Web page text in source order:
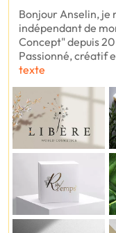
Bonjour Anselin, je
indépendant de
Concept" depuis
Passionné, créatif
texte